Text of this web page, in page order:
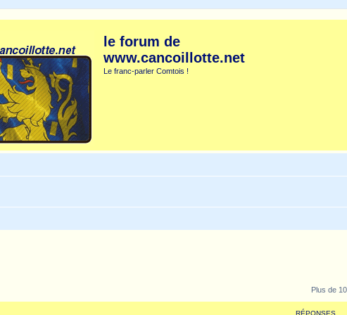
le forum de
www.cancoillotte.net
Le franc-parler Comtois !
Plus de
RÉPONSES